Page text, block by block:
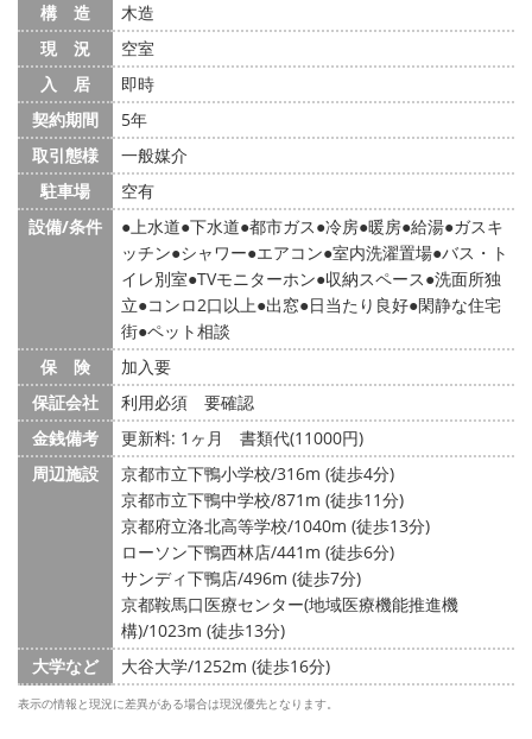
構 造
木造
現 況
空室
入 居
即時
契約期間
5年
取引態様
一般媒介
駐車場
空有
設備/条件
上水道 下水道 都市ガス 冷房 暖房 給湯 ガスキ
ッチン シャワー エアコン 室内洗濯置場 バス・ト
イレ別室 TVモニターホン 収納スペース 洗面所独
立 コンロ2口以上 出窓 日当たり良好 閑静な住宅
街 ペット相談
保 険
加入要
保証会社
利用必須 要確認
金銭備考
更新料: 1ヶ月
書類代(11000円)
周辺施設
京都市立下鴨小学校/316m (徒歩4分)
京都市立下鴨中学校/871m (徒歩11分)
京都府立洛北高等学校/1040m (徒歩13分)
ローソン下鴨西林店/441m (徒歩6分)
サンディ下鴨店/496m (徒歩7分)
京都鞍馬口医療センター(地域医療機能推進機
構)/1023m (徒歩13分)
大学など
大谷大学/1252m (徒歩16分)
表示の情報と現況に差異がある場合は現況優先となります。